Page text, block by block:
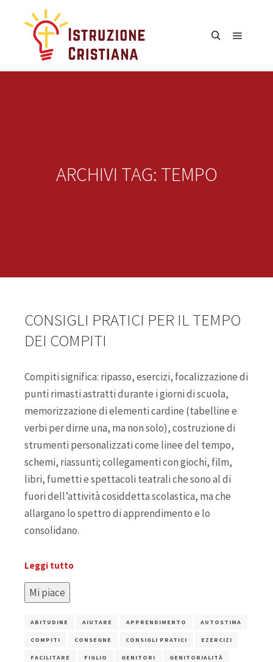
ARCHIVI TAG: TEMPO
CONSIGLI PRATICI PER IL TEMPO
DEI COMPITI
Compiti significa: ripasso, esercizi, focalizzazione di
punti rimasti astratti durante i giorni di scuola,
memorizzazione di elementi cardine (tabelline e
verbi per dirne una, ma non solo), costruzione di
strumenti personalizzati come linee del tempo,
schemi, riassunti; collegamenti con giochi, film,
libri, fumetti e spettacoli teatrali che sono al di
fuori dell’attività cosiddetta scolastica, ma che
allargano lo spettro di apprendimento e lo
consolidano.
Leggi tutto
Mi piace
ABITUDINE AIUTARE APPRENDIMENTO AUTOSTIMA
COMPITI CONSEGNE CONSIGLI PRATICI EZERCIZI
FACILITARE FIGLIO GENITORI GENITORIALITÀ